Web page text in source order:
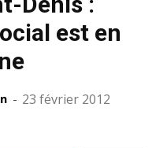
est en
- 23 février 2012